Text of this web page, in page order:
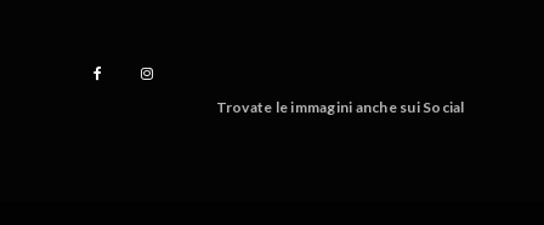
Trovate le immagini anche sui Social